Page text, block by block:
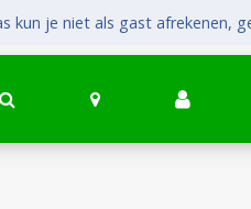
kun je niet als gast afrekenen,